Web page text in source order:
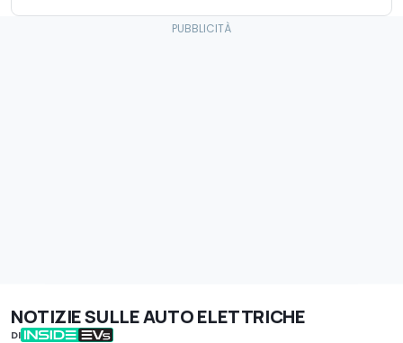
NOTIZIE SULLE AUTO ELETTRICHE
DI